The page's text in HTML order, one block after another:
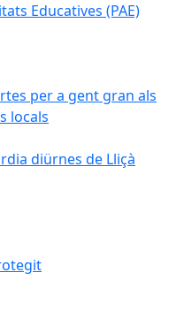
Educatives (PAE)
per a gent gran als
locals
diürnes de Lliçà